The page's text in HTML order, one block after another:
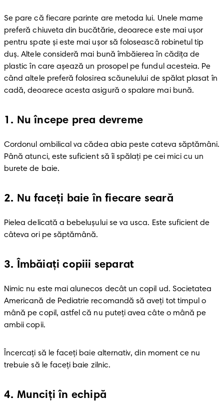
Se pare că fiecare parinte are metoda lui. Unele mame
preferă chiuveta din bucătărie, deoarece este mai ușor
pentru spate și este mai ușor să folosească robinetul tip
duș. Altele consideră mai bună îmbăierea în cădița de
plastic în care așează un prosopel pe fundul acesteia. Pe
când altele preferă folosirea scăunelului de spălat plasat în
cadă, deoarece acesta asigură o spalare mai bună.
1 . Nu începe prea devreme
Cordonul ombilical va cădea abia peste cateva săptămâni.
Până atunci, este suficient să îi spălați pe cei mici cu un
burete de baie.
2. Nu faceți baie în fiecare seară
Pielea delicată a bebelușului se va usca. Este suficient de
câteva ori pe săptămână.
3. Îmbăiați copiii separat
Nimic nu este mai alunecos decât un copil ud. Societatea
Americană de Pediatrie recomandă să aveți tot timpul o
mână pe copil, astfel că nu puteți avea câte o mână pe
ambii copii.
Încercați să le faceți baie alternativ, din moment ce nu
trebuie să le faceți baie zilnic.
4. Munciți în echipă